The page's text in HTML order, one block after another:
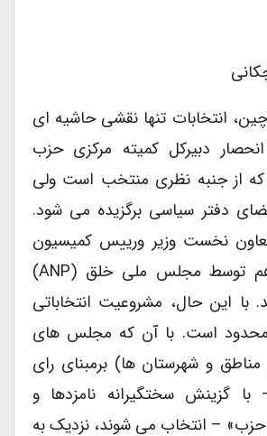
انتخابات تنها نقشی حاشیه ای
دبیرکل کمیته مرکزی حزب
از جنبه نظری منتخب است ولی
دفتر سیاسی برگزیده می شود.
نخست وزیر ورییس کمیسیون
مرکزی نظامی هم توسط مجلس ملی خلق (ANP)
با این حال، مشروعیت انتخاباتی
است. با آن که مجلس های
و شهرستان ها) برمبنای رای
گزینش سختگیرانه نامزدها و
– انتخاب می شوند، نزدیک به